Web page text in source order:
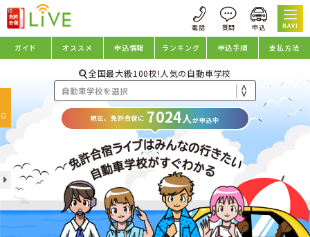
NAVI
ガイド オススメ 申込情報 ランキング 申込手順 支払方法
全国最大級100校!人気の自動車学校
現在、免許合宿に 7024人が申込中